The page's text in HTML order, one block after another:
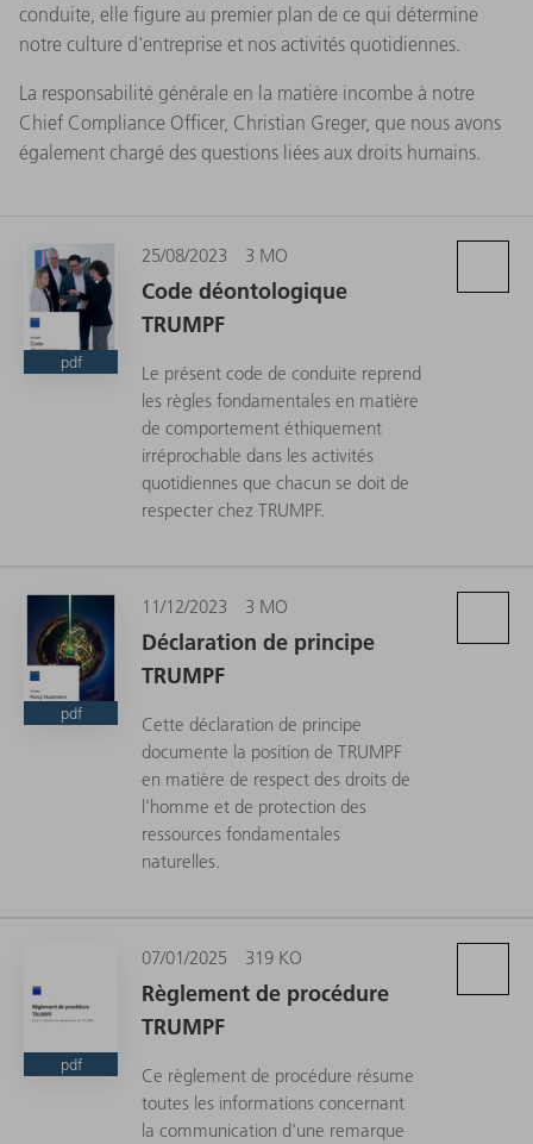
conduite, elle figure au premier plan de ce qui détermine
notre culture d'entreprise et nos activités quotidiennes.
La responsabilité générale en la matière incombe à notre
Chief Compliance Officer, Christian Greger, que nous avons
également chargé des questions liées aux droits humains.
pdf
25/08/2023 3 MO
Code déontologique
TRUMPF
Le présent code de conduite reprend
les règles fondamentales en matière
de comportement éthiquement
irréprochable dans les activités
quotidiennes que chacun se doit de
respecter chez TRUMPF.
pdf
11/12/2023 3 MO
Déclaration de principe
TRUMPF
Cette déclaration de principe
documente la position de TRUMPF
en matière de respect des droits de
l'homme et de protection des
ressources fondamentales
naturelles.
pdf
07/01/2025 319 KO
Règlement de procédure
TRUMPF
Ce règlement de procédure résume
toutes les informations concernant
la communication d'une remarque